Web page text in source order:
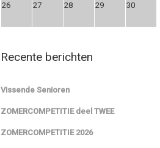
26 27 28 29 30
Recente berichten
Vissende Senioren
ZOMERCOMPETITIE deel TWEE
ZOMERCOMPETITIE 2026